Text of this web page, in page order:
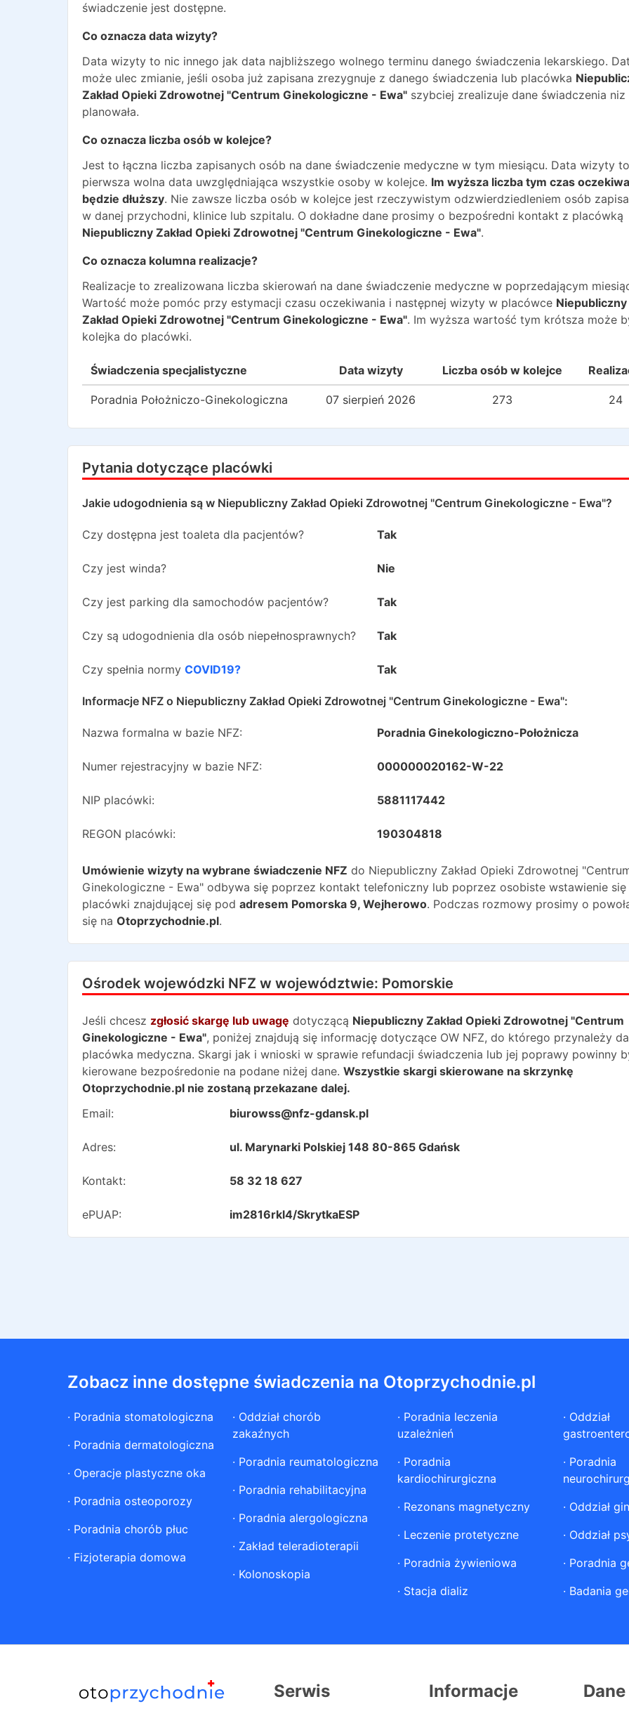
świadczenie jest dostępne.
Co oznacza data wizyty?
Data wizyty to nic innego jak data najbliższego wolnego terminu danego świadczenia lekarskiego.
może ulec zmianie, jeśli osoba już zapisana zrezygnuje z danego świadczenia lub placówka
Zakład Opieki Zdrowotnej "Centrum Ginekologiczne - Ewa" szybciej zrealizuje dane świadczenia niz
planowała.
Co oznacza liczba osób w kolejce?
Jest to łączna liczba zapisanych osób na dane świadczenie medyczne w tym miesiącu. Data wizyty to
pierwsza wolna data uwzględniająca wszystkie osoby w kolejce. Im wyższa liczba tym czas
będzie dłuższy. Nie zawsze liczba osób w kolejce jest rzeczywistym odzwierdziedleniem osób
w danej przychodni, klinice lub szpitalu. O dokładne dane prosimy o bezpośredni kontakt z placówką
Niepubliczny Zakład Opieki Zdrowotnej "Centrum Ginekologiczne - Ewa".
Co oznacza kolumna realizacje?
Realizacje to zrealizowana liczba skierowań na dane świadczenie medyczne w poprzedającym
Wartość może pomóc przy estymacji czasu oczekiwania i następnej wizyty w placówce Niepubliczny
Zakład Opieki Zdrowotnej "Centrum Ginekologiczne - Ewa". Im wyższa wartość tym krótsza może
kolejka do placówki.
Świadczenia specjalistyczne Data wizyty Liczba osób w kolejce
Poradnia Położniczo-Ginekologiczna 07 sierpień 2026 273 24
Pytania dotyczące placówki
Jakie udogodnienia są w Niepubliczny Zakład Opieki Zdrowotnej "Centrum Ginekologiczne - Ewa"?
Czy dostępna jest toaleta dla pacjentów? Tak
Czy jest winda? Nie
Czy jest parking dla samochodów pacjentów? Tak
Czy są udogodnienia dla osób niepełnosprawnych? Tak
Czy spełnia normy COVID19? Tak
Informacje NFZ o Niepubliczny Zakład Opieki Zdrowotnej "Centrum Ginekologiczne - Ewa":
Nazwa formalna w bazie NFZ: Poradnia Ginekologiczno-Położnicza
Numer rejestracyjny w bazie NFZ: 000000020162-W-22
NIP placówki: 5881117442
REGON placówki: 190304818
Umówienie wizyty na wybrane świadczenie NFZ do Niepubliczny Zakład Opieki Zdrowotnej
Ginekologiczne - Ewa" odbywa się poprzez kontakt telefoniczny lub poprzez osobiste wstawienie się
placówki znajdującej się pod adresem Pomorska 9, Wejherowo. Podczas rozmowy prosimy o
się na Otoprzychodnie.pl.
Ośrodek wojewódzki NFZ w województwie: Pomorskie
Jeśli chcesz zgłosić skargę lub uwagę dotyczącą Niepubliczny Zakład Opieki Zdrowotnej "Centrum
Ginekologiczne - Ewa", poniżej znajdują się informację dotyczące OW NFZ, do którego przynależy
placówka medyczna. Skargi jak i wnioski w sprawie refundacji świadczenia lub jej poprawy powinny
kierowane bezpośredonie na podane niżej dane. Wszystkie skargi skierowane na skrzynkę
Otoprzychodnie.pl nie zostaną przekazane dalej.
Email:
biurowss@nfz-gdansk.pl
Adres: ul. Marynarki Polskiej 148 80-865 Gdańsk
Kontakt: 58 32 18 627
ePUAP: im2816rkl4/SkrytkaESP
Zobacz inne dostępne świadczenia na Otoprzychodnie.pl
· Poradnia stomatologiczna
· Poradnia dermatologiczna
· Operacje plastyczne oka
· Poradnia osteoporozy
· Poradnia chorób płuc
· Fizjoterapia domowa
· Oddział chorób
zakaźnych
· Poradnia reumatologiczna
· Poradnia rehabilitacyjna
· Poradnia alergologiczna
· Zakład teleradioterapii
· Kolonoskopia
· Poradnia leczenia
uzależnień
· Poradnia
kardiochirurgiczna
· Rezonans magnetyczny
· Leczenie protetyczne
· Poradnia żywieniowa
· Stacja dializ
· Oddział
· Poradnia
· Oddział
· Oddział
· Poradnia
· Badania
Serwis Informacje Dane